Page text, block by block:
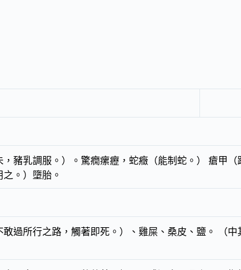
，豬乳調服。）。驚癇瘰癧，蛇癥（能制蛇。） 瘡甲
之。）墮胎。
敢過所行之路，觸著即死。）、雞屎、桑皮、鹽。 （